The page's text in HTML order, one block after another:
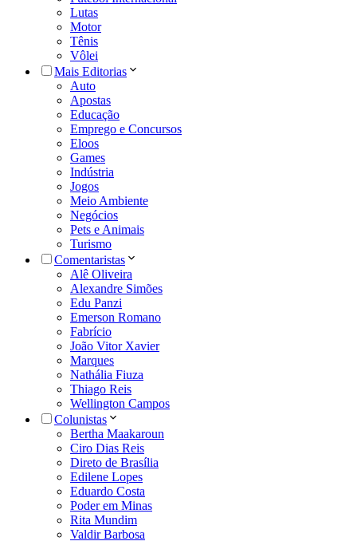
Lutas
Motor
Tênis
Vôlei
Mais Editorias
Auto
Apostas
Educação
Emprego e Concursos
Eloos
Games
Indústria
Jogos
Meio Ambiente
Negócios
Pets e Animais
Turismo
Comentaristas
Alê Oliveira
Alexandre Simões
Edu Panzi
Emerson Romano
Fabrício
João Vitor Xavier
Marques
Nathália Fiuza
Thiago Reis
Wellington Campos
Colunistas
Bertha Maakaroun
Ciro Dias Reis
Direto de Brasília
Edilene Lopes
Eduardo Costa
Poder em Minas
Rita Mundim
Valdir Barbosa